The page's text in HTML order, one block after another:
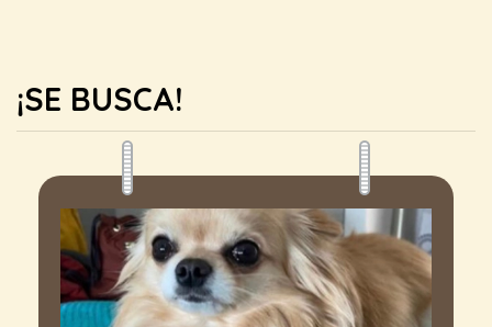
¡SE BUSCA!